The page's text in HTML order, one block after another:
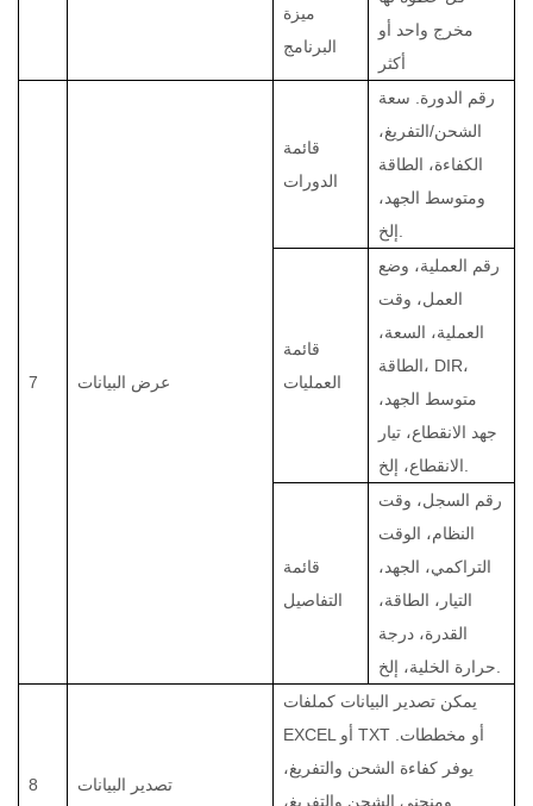
ميزة
البرنامج
مخرج واحد أو
أكثر
7 عرض البيانات
قائمة
الدورات
رقم الدورة. سعة
الشحن/التفريغ،
الكفاءة، الطاقة
ومتوسط الجهد،
إلخ.
قائمة
العمليات
رقم العملية، وضع
العمل، وقت
العملية، السعة،
الطاقة، DIR،
متوسط الجهد،
جهد الانقطاع، تيار
الانقطاع، إلخ.
قائمة
التفاصيل
رقم السجل، وقت
النظام، الوقت
التراكمي، الجهد،
التيار، الطاقة،
القدرة، درجة
حرارة الخلية، إلخ.
8 تصدير البيانات
يمكن تصدير البيانات كملفات
EXCEL أو TXT أو مخططات.
يوفر كفاءة الشحن والتفريغ،
ومنحنى الشحن والتفريغ،